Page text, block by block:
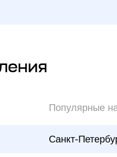
Популярные
Санкт-